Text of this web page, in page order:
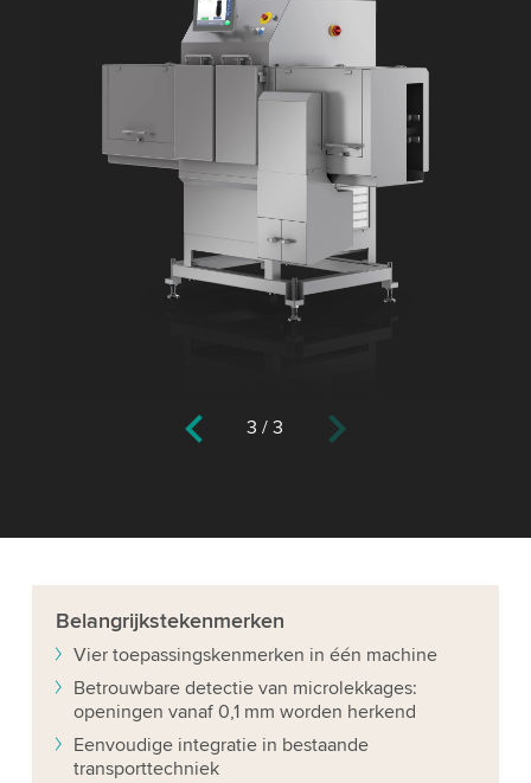
3 /3
Belangrijkstekenmerken
Vier toepassingskenmerken in één machine
Betrouwbare detectie van microlekkages:
openingen vanaf 0,1 mm worden herkend
Eenvoudige integratie in bestaande
transporttechniek